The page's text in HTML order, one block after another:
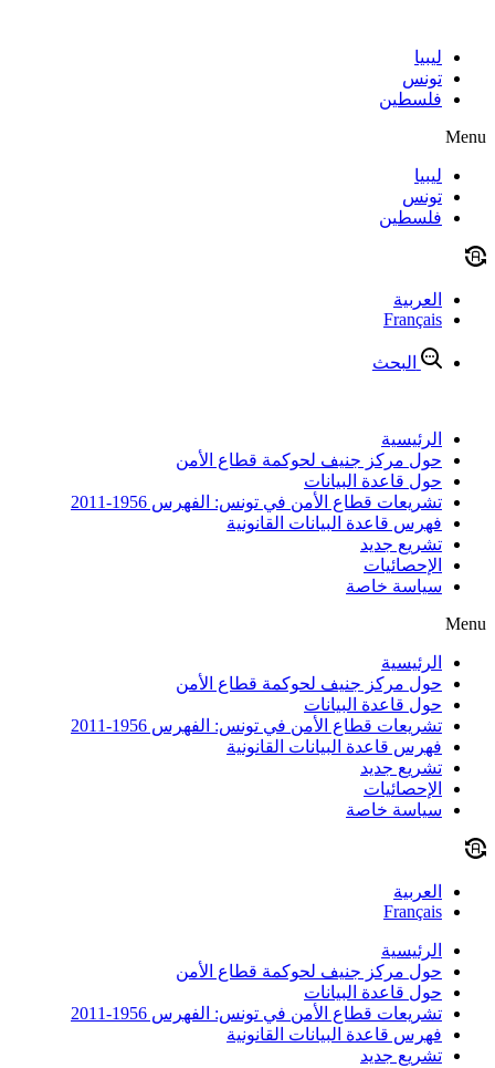
contentليبيا
تونس
فلسطين
Menu
ليبيا
تونس
فلسطين
العربية
Français
البحث
الرئيسية
حول مركز جنيف لحوكمة قطاع الأمن
حول قاعدة البيانات
تشريعات قطاع الأمن في تونس: الفهرس 1956-2011
فهرس قاعدة البيانات القانونية
تشريع جديد
الإحصائيات
سياسة خاصة
Menu
الرئيسية
حول مركز جنيف لحوكمة قطاع الأمن
حول قاعدة البيانات
تشريعات قطاع الأمن في تونس: الفهرس 1956-2011
فهرس قاعدة البيانات القانونية
تشريع جديد
الإحصائيات
سياسة خاصة
العربية
Français
الرئيسية
حول مركز جنيف لحوكمة قطاع الأمن
حول قاعدة البيانات
تشريعات قطاع الأمن في تونس: الفهرس 1956-2011
فهرس قاعدة البيانات القانونية
تشريع جديد